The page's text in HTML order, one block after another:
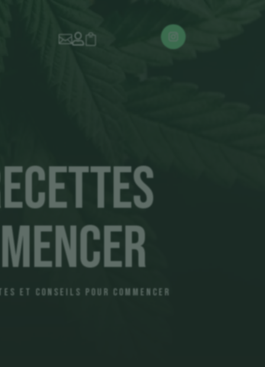

et Conseils pour Commencer